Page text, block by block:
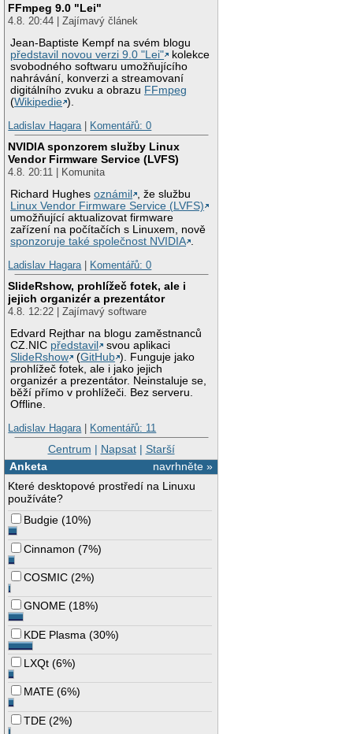
FFmpeg 9.0 "Lei"
4.8. 20:44 | Zajímavý článek
Jean-Baptiste Kempf na svém blogu
představil novou verzi 9.0 "Lei"
kolekce
svobodného softwaru umožňujícího
nahrávání, konverzi a streamovaní
digitálního zvuku a obrazu FFmpeg
(Wikipedie ).
Ladislav Hagara| Komentářů: 0
NVIDIA sponzorem služby Linux
Vendor Firmware Service (LVFS)
4.8. 20:11 | Komunita
Richard Hughesoznámil
, že službu
Linux Vendor Firmware Service (LVFS)
umožňující aktualizovat firmware
zařízení na počítačích s Linuxem, nově
sponzoruje také společnost NVIDIA .
Ladislav Hagara| Komentářů: 0
SlideRshow, prohlížeč fotek, ale i
jejich organizér a prezentátor
4.8. 12:22 | Zajímavý software
Edvard Rejthar na blogu zaměstnanců
CZ.NIC představil
svou aplikaci
SlideRshow
(GitHub ). Funguje jako
prohlížeč fotek, ale i jako jejich
organizér a prezentátor. Neinstaluje se,
běží přímo v prohlížeči. Bez serveru.
Offline.
Ladislav Hagara| Komentářů: 11
Centrum | Napsat| Starší
navrhněte »
Anketa
Které desktopové prostředí na Linuxu
používáte?
Budgie (10%)
Cinnamon (7%)
COSMIC (2%)
GNOME (18%)
KDE Plasma (30%)
LXQt (6%)
MATE (6%)
TDE (2%)